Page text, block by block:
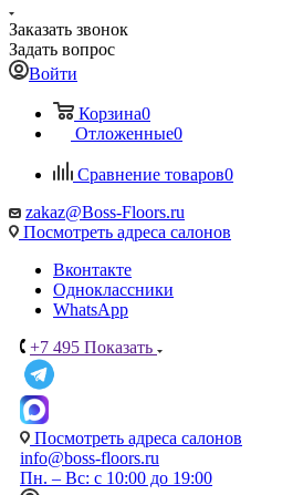
Заказать звонок
Задать вопрос
Войти
Корзина0
Отложенные0
Сравнение товаров0
zakaz@Boss-Floors.ru
Посмотреть адреса салонов
Вконтакте
Одноклассники
WhatsApp
+7 495 Показать
Посмотреть адреса салонов
info@boss-floors.ru
Пн. – Вс: с 10:00 до 19:00